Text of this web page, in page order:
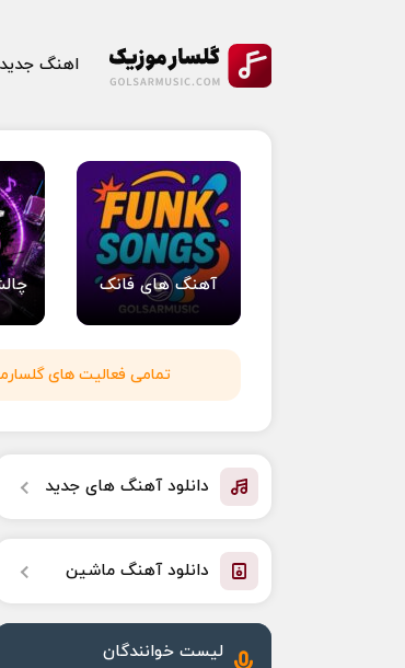
اهنگ جدید
آهنگ های فانک
تمامی فعالیت های
دانلود آهنگ های جدید
دانلود آهنگ ماشین
لیست خوانندگان